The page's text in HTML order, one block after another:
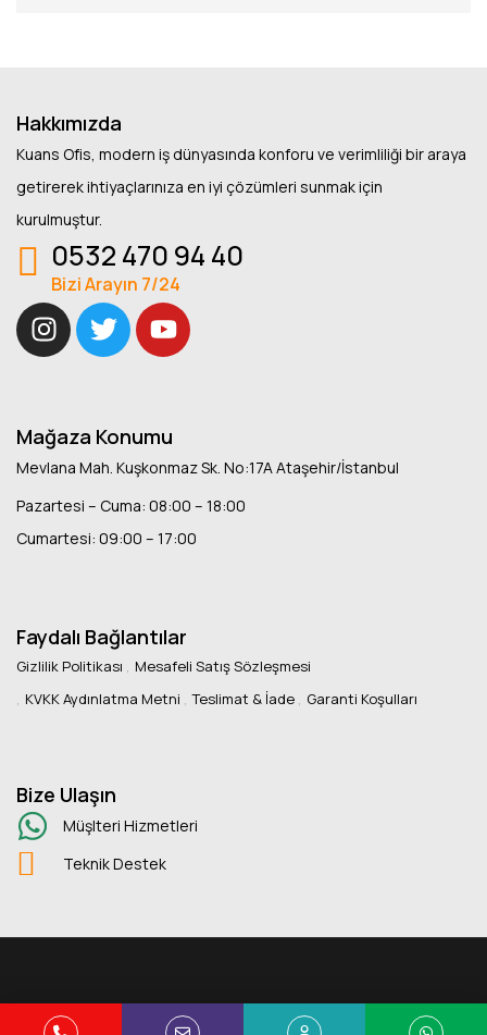
Hakkımızda
Kuans Ofis, modern iş dünyasında konforu ve verimliliği bir araya
getirerek ihtiyaçlarınıza en iyi çözümleri sunmak için
kurulmuştur.
0532 470 94 40
Bizi Arayın 7/24
Mağaza Konumu
Mevlana Mah. Kuşkonmaz Sk. No:17A Ataşehir/İstanbul
Pazartesi – Cuma: 08:00 – 18:00
Cumartesi: 09:00 – 17:00
Faydalı Bağlantılar
Gizlilik Politikası
Mesafeli Satış Sözleşmesi
KVKK Aydınlatma Metni
Teslimat & İade Garanti Koşulları
Bize Ulaşın
Müşlteri Hizmetleri
Teknik Destek
Copyright © 2025 Kuans Ofis